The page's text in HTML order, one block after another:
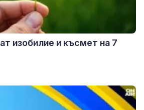
изобилие и късмет на 7